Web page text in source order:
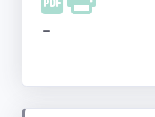
Instagram
-